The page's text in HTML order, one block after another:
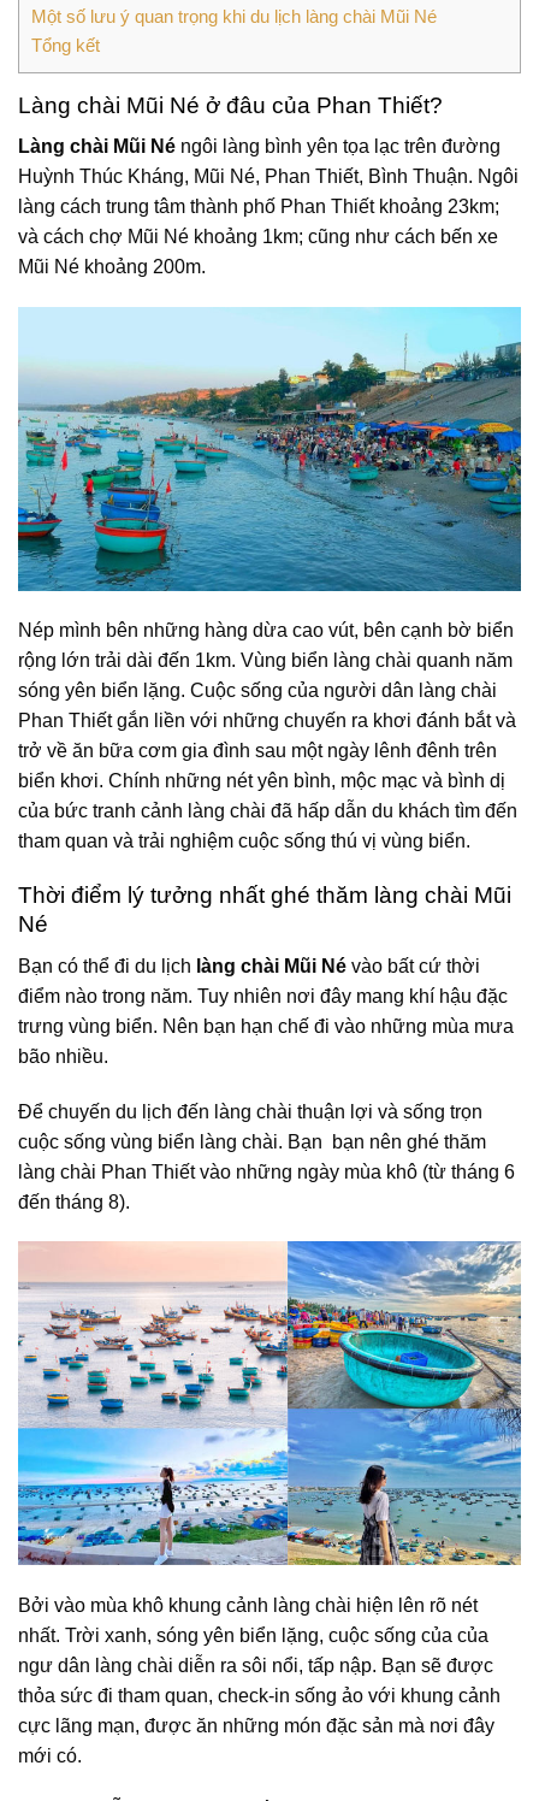
Một số lưu ý quan trọng khi du lịch làng chài Mũi Né
Tổng kết
Làng chài Mũi Né ở đâu của Phan Thiết?
Làng chài Mũi Né ngôi làng bình yên tọa lạc trên đường
Huỳnh Thúc Kháng, Mũi Né, Phan Thiết, Bình Thuận. Ngôi
làng cách trung tâm thành phố Phan Thiết khoảng 23km;
và cách chợ Mũi Né khoảng 1km; cũng như cách bến xe
Mũi Né khoảng 200m.
Nép mình bên những hàng dừa cao vút, bên cạnh bờ biển
rộng lớn trải dài đến 1km. Vùng biển làng chài quanh năm
sóng yên biển lặng. Cuộc sống của người dân làng chài
Phan Thiết gắn liền với những chuyến ra khơi đánh bắt và
trở về ăn bữa cơm gia đình sau một ngày lênh đênh trên
biển khơi. Chính những nét yên bình, mộc mạc và bình dị
của bức tranh cảnh làng chài đã hấp dẫn du khách tìm đến
tham quan và trải nghiệm cuộc sống thú vị vùng biển.
Thời điểm lý tưởng nhất ghé thăm làng chài Mũi
Né
Bạn có thể đi du lịch làng chài Mũi Né vào bất cứ thời
điểm nào trong năm. Tuy nhiên nơi đây mang khí hậu đặc
trưng vùng biển. Nên bạn hạn chế đi vào những mùa mưa
bão nhiều.
Để chuyến du lịch đến làng chài thuận lợi và sống trọn
cuộc sống vùng biển làng chài. Bạn bạn nên ghé thăm
làng chài Phan Thiết vào những ngày mùa khô (từ tháng 6
đến tháng 8).
Bởi vào mùa khô khung cảnh làng chài hiện lên rõ nét
nhất. Trời xanh, sóng yên biển lặng, cuộc sống của của
ngư dân làng chài diễn ra sôi nổi, tấp nập. Bạn sẽ được
thỏa sức đi tham quan, check-in sống ảo với khung cảnh
cực lãng mạn, được ăn những món đặc sản mà nơi đây
mới có.